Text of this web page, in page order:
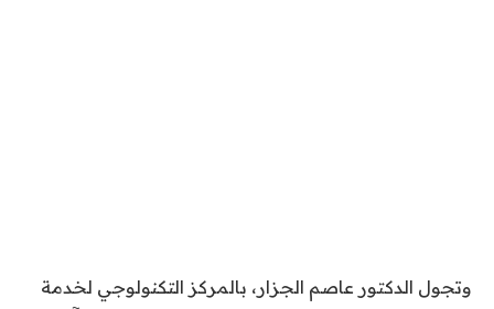
وتجول الدكتور عاصم الجزار، بالمركز التكنولوجي لخدمة